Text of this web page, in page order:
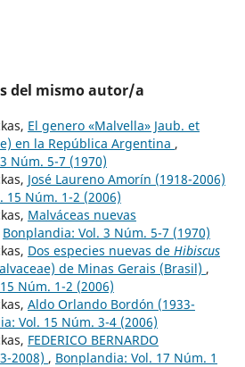
del mismo autor/a
El genero «Malvella» Jaub. et
en la República Argentina ,
Núm. 5-7 (1970)
José Laureno Amorín (1918-2006)
15 Núm. 1-2 (2006)
Malváceas nuevas
Bonplandia: Vol. 3 Núm. 5-7 (1970)
Dos especies nuevas de Hibiscus
de Minas Gerais (Brasil) ,
Núm. 1-2 (2006)
Aldo Orlando Bordón (1933-
Vol. 15 Núm. 3-4 (2006)
FEDERICO BERNARDO
2008) , Bonplandia: Vol. 17 Núm. 1